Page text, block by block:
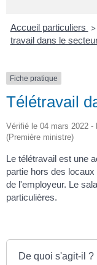
Accueil particuliers >
travail dans le
Fiche pratique
Télétravail
Vérifié le 04 mars 2022 -
(Première ministre)
Le télétravail est une
partie hors des
de l'employeur. Le
particulières.
De quoi s'agit-il ?